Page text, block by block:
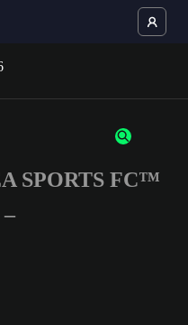
or numbers
SPORTS FC™